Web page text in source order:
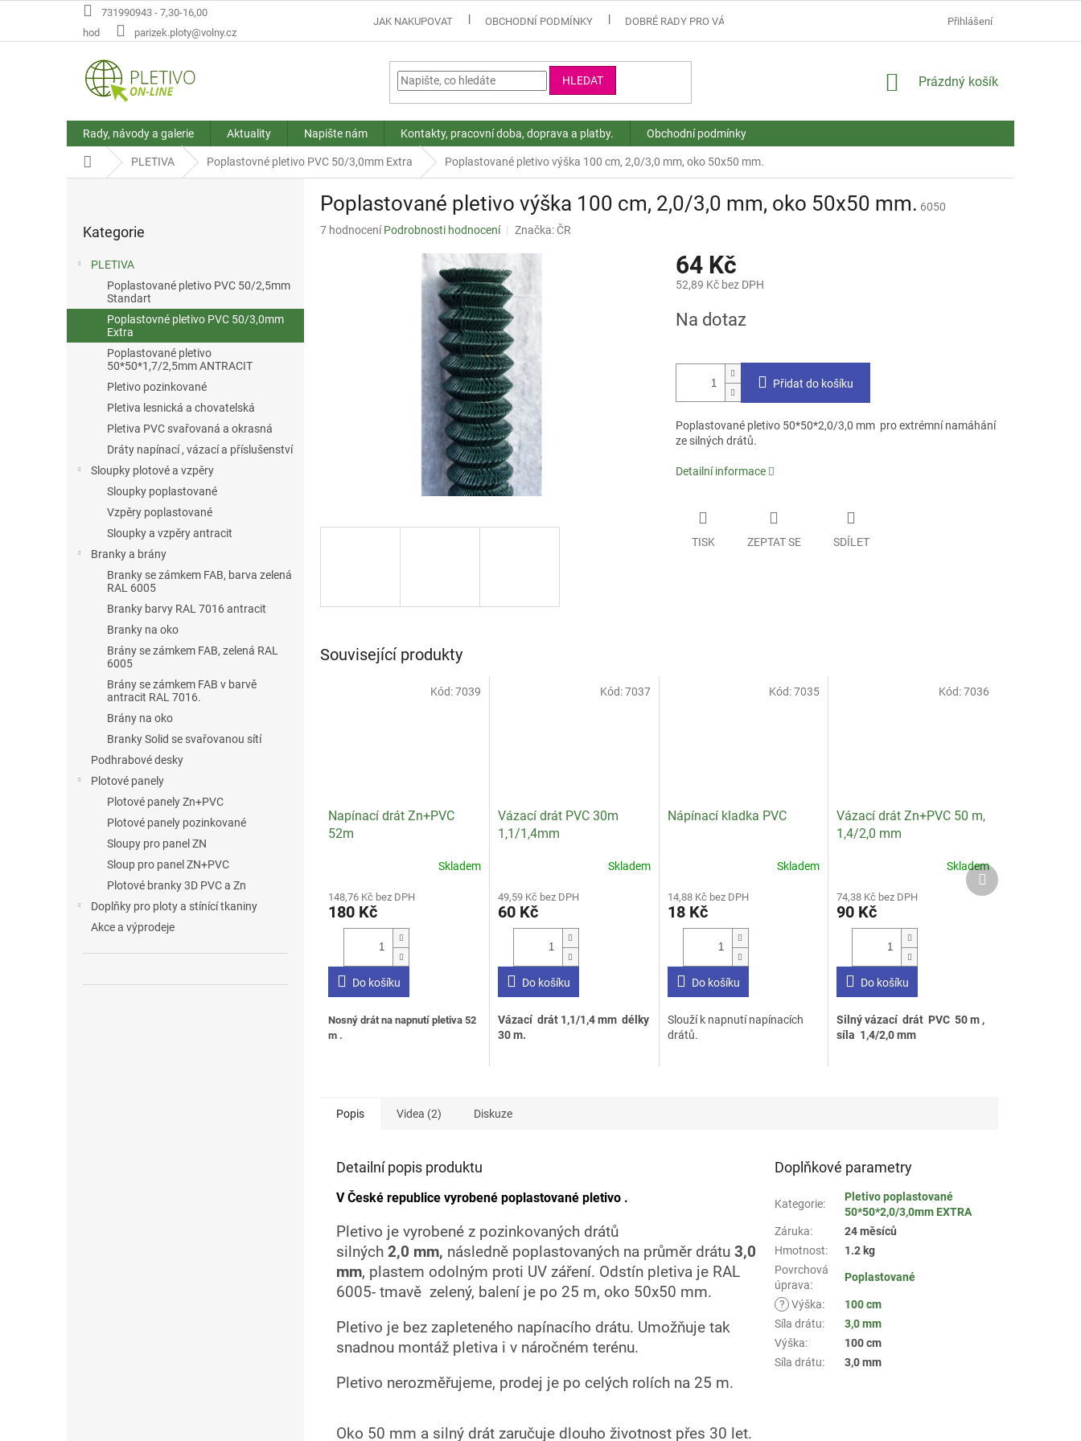
731990943 - 7,30-16,00
hod
parizek.ploty@volny.cz
JAK NAKUPOVAT OBCHODNÍ PODMÍNKY DOBRÉ RADY PRO VÁŠ NÁKUP. AKTUALITY
Přihlášení
HLEDAT
NÁKUPNÍ
Prázdný košík
Rady, návody a galerie Aktuality Napište nám Kontakty, pracovní doba, doprava a platby. Obchodní podmínky
Domů PLETIVA Poplastovné pletivo PVC 50/3,0mm Extra Poplastované pletivo výška 100 cm, 2,0/3,0 mm, oko 50x50 mm.
n
p
kategorie
Kategorie
PLETIVA
Poplastované pletivo PVC 50/2,5mm
Standart
Poplastovné pletivo PVC 50/3,0mm
Extra
Poplastované pletivo
50*50*1,7/2,5mm ANTRACIT
Pletivo pozinkované
Pletiva lesnická a chovatelská
Pletiva PVC svařovaná a okrasná
Dráty napínací , vázací a příslušenství
Sloupky plotové a vzpěry
Sloupky poplastované
Vzpěry poplastované
Sloupky a vzpěry antracit
Branky a brány
Branky se zámkem FAB, barva zelená
RAL 6005
Branky barvy RAL 7016 antracit
Branky na oko
Brány se zámkem FAB, zelená RAL
6005
Brány se zámkem FAB v barvě
antracit RAL 7016.
Brány na oko
Branky Solid se svařovanou sítí
Podhrabové desky
Plotové panely
Plotové panely Zn+PVC
Plotové panely pozinkované
Sloupy pro panel ZN
Sloup pro panel ZN+PVC
Plotové branky 3D PVC a Zn
Doplňky pro ploty a stínící tkaniny
Akce a výprodeje
Poplastované pletivo výška 100 cm, 2,0/3,0 mm, oko 50x50 mm. 6050
Průměrné
7 hodnocení Podrobnosti hodnocení Značka:ČR
64 Kč
52,89 Kč bez DPH
cena:
Na dotaz
Přidat do košíku
Poplastované pletivo 50*50*2,0/3,0 mm pro extrémní namáhání
ze silných drátů.
Detailní informace
TISK ZEPTAT SE SDÍLET
Související produkty
Napínací drát Zn+PVC
52m
produktu
hvězdiček.
Skladem
148,76 Kč bez DPH
180 Kč
Do košíku
Nosný drát na napnutí pletiva 52
m .
Kód:7039
Vázací drát PVC 30m
1,1/1,4mm
produktu
je
hvězdiček.
Skladem
49,59 Kč bez DPH
60 Kč
Do košíku
Vázací drát 1,1/1,4 mm délky
30 m.
Kód:7037
Nápínací kladka PVC
produktu
hvězdiček.
Skladem
14,88 Kč bez DPH
18 Kč
Do košíku
Slouží k napnutí napínacích
drátů.
Kód:7035
Vázací drát Zn+PVC 50 m,
1,4/2,0 mm
produktu
je
hvězdiček.
Skladem
74,38 Kč bez DPH
90 Kč
Do košíku
Silný vázací drát PVC 50 m ,
síla 1,4/2,0 mm
Kód:7036
Další
produkt
Popis Videa (2) Diskuze
Detailní popis produktu
V České republice vyrobené poplastované pletivo .
Pletivo je vyrobené z pozinkovaných drátů
silných 2,0 mm, následně poplastovaných na průměr drátu 3,0
mm, plastem odolným proti UV záření. Odstín pletiva je RAL
6005- tmavě zelený, balení je po 25 m, oko 50x50 mm.
Pletivo je bez zapleteného napínacího drátu. Umožňuje tak
snadnou montáž pletiva i v náročném terénu.
Pletivo nerozměřujeme, prodej je po celých rolích na 25 m.
Oko 50 mm a silný drát zaručuje dlouho životnost přes 30 let.
Doplňkové parametry
Kategorie:
Pletivo poplastované
50*50*2,0/3,0mm EXTRA
Záruka:
24 měsíců
Hmotnost:
1.2 kg
Povrchová
úprava:
Poplastované
? Výška:
100 cm
Síla drátu:
3,0 mm
Výška:
100 cm
Síla drátu: 3,0 mm